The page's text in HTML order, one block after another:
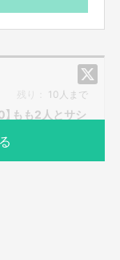
残り： 10人まで
もも2人とサシ